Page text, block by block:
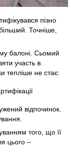
пізно
Точніше,
балоні. Сьомий
участь в
тепліше не стає:
відпочинок.
того, що її
цього –